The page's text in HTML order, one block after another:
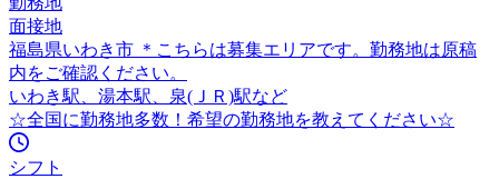
面接地
福島県いわき市 ＊こちらは募集エリアです。勤務地は原稿
内をご確認ください。
いわき駅、湯本駅、泉(ＪＲ)駅など
☆全国に勤務地多数！希望の勤務地を教えてください☆
シフト